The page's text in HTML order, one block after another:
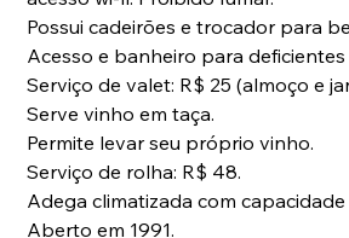
Possui cadeirões e trocador para
Acesso e banheiro para deficientes
Serviço de valet: R$ 25 (almoço e
Serve vinho em taça.
Permite levar seu próprio vinho.
Serviço de rolha: R$ 48.
Adega climatizada com
Aberto em 1991.